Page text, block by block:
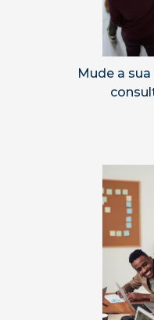
Mude a